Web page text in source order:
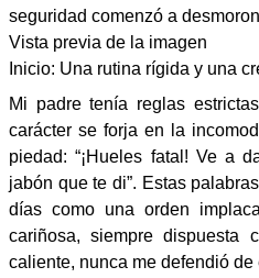
seguridad comenzó a
Vista previa de la imagen
Inicio: Una rutina rígida y una
Mi padre tenía reglas
carácter se forja en la
piedad: “¡Hueles fatal! Ve a
jabón que te di”. Estas
días como una orden
cariñosa, siempre
caliente, nunca me defendió de